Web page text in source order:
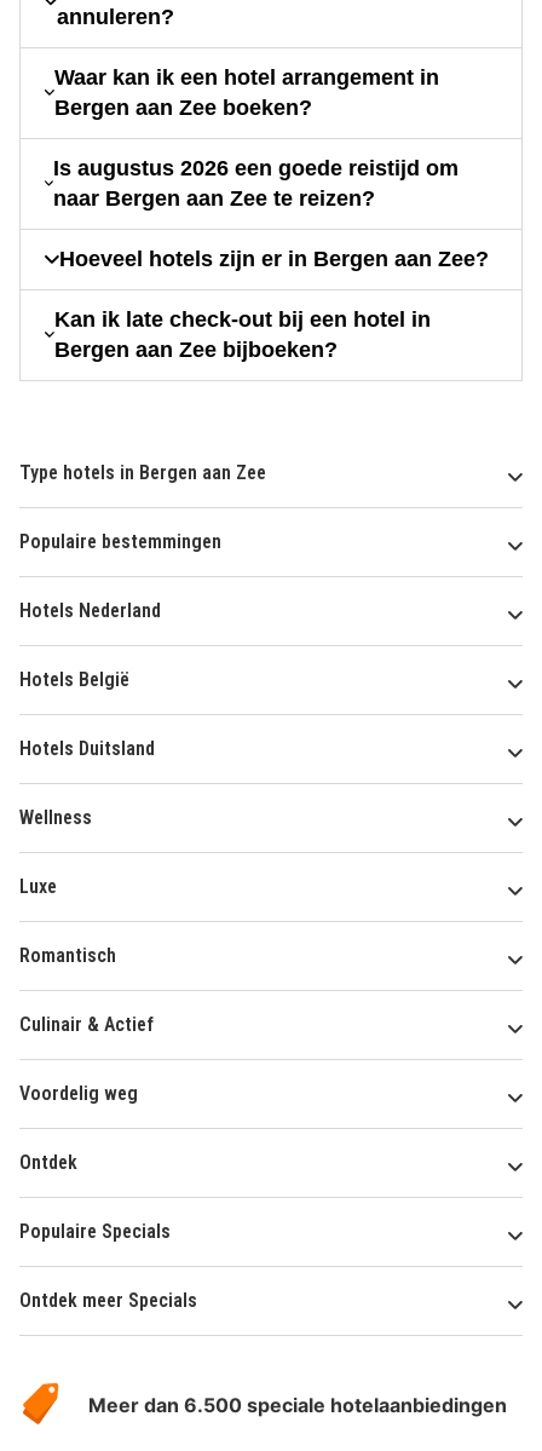
annuleren?
Waar kan ik een hotel arrangement in
Bergen aan Zee boeken?
Is augustus 2026 een goede reistijd om
naar Bergen aan Zee te reizen?
Hoeveel hotels zijn er in Bergen aan Zee?
Kan ik late check-out bij een hotel in
Bergen aan Zee bijboeken?
Type hotels in Bergen aan Zee
Populaire bestemmingen
Hotels Nederland
Hotels België
Hotels Duitsland
Wellness
Luxe
Romantisch
Culinair & Actief
Voordelig weg
Ontdek
Populaire Specials
Ontdek meer Specials
HotelSpecials
Meer dan 6.500 speciale hotelaanbiedingen